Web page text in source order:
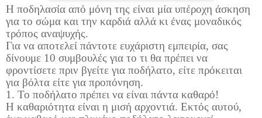
Η ποδηλασία από μόνη της είναι μία υπέροχη άσκηση
για το σώμα και την καρδιά αλλά κι ένας μοναδικός
τρόπος αναψυχής.
Για να αποτελεί πάντοτε ευχάριστη εμπειρία, σας
δίνουμε 10 συμβουλές για το τι θα πρέπει να
φροντίσετε πριν βγείτε για ποδήλατο, είτε πρόκειται
για βόλτα είτε για προπόνηση.
1. Το ποδήλατο πρέπει να είναι πάντα καθαρό!
Η καθαριότητα είναι η μισή αρχοντιά. Εκτός αυτού,